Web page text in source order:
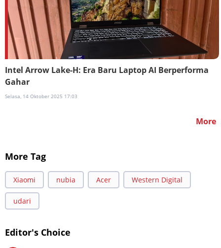
Intel Arrow Lake-H: Era Baru Laptop AI Berperforma
Gahar
Selasa, 14 Oktober 2025 17:03
More
More Tag
Xiaomi nubia Acer Western Digital
udari
Editor's Choice